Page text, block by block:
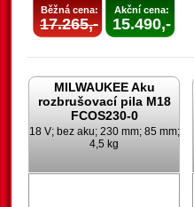
Běžná cena:
17.265,-
Akční cena:
15.490,-
MILWAUKEE Aku
rozbrušovací pila M18
FCOS230-0
18 V; bez aku; 230 mm; 85 mm;
4,5 kg